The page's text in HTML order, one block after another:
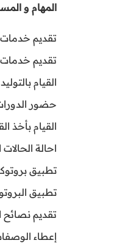
المهام و
تقديم خدمات
تقديم خدمات
القيام
حضور
القيام بأخذ
احالة
تطبيق
تطبيق
تقديم نصائح
إعطاء